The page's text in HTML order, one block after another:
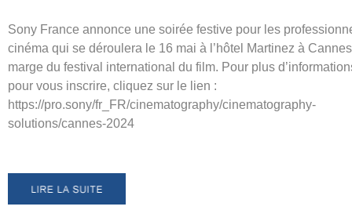
Sony France annonce une soirée festive pour les
cinéma qui se déroulera le 16 mai à l’hôtel Martinez à
marge du festival international du film. Pour plus
pour vous inscrire, cliquez sur le lien :
https://pro.sony/fr_FR/cinematography/cinematography-
solutions/cannes-2024